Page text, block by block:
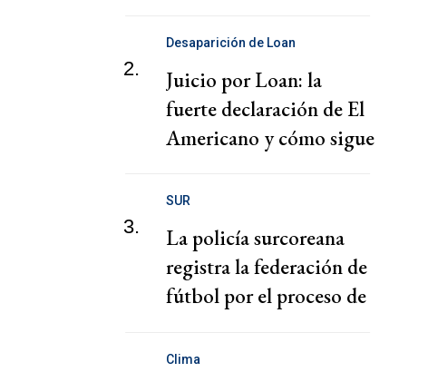
2.
Desaparición de Loan
Juicio por Loan: la
fuerte declaración de El
Americano y cómo sigue
3.
SUR
La policía surcoreana
registra la federación de
fútbol por el proceso de
Clima